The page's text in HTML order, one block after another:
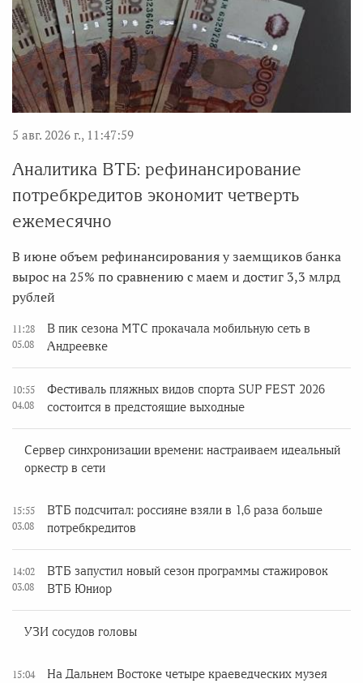
5 авг. 2026 г., 11:47:59
Аналитика ВТБ: рефинансирование
потребкредитов экономит четверть
ежемесячно
В июне объем рефинансирования у заемщиков банка
вырос на 25% по сравнению с маем и достиг 3,3 млрд
рублей
11:28
05.08
В пик сезона МТС прокачала мобильную сеть в
Андреевке
10:55
04.08
Фестиваль пляжных видов спорта SUP FEST 2026
состоится в предстоящие выходные
Сервер синхронизации времени: настраиваем идеальный
оркестр в сети
15:55
03.08
ВТБ подсчитал: россияне взяли в 1,6 раза больше
потребкредитов
14:02
03.08
ВТБ запустил новый сезон программы стажировок
ВТБ Юниор
УЗИ сосудов головы
15:04
На Дальнем Востоке четыре краеведческих музея